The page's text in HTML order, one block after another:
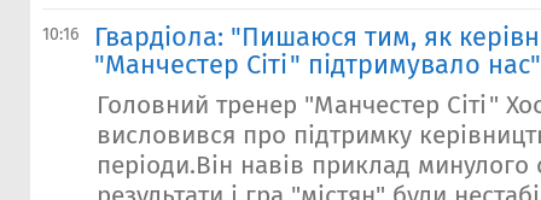
10:16
Гвардіола: "Пишаюся тим, як
"Манчестер Сіті" підтримувало нас"
Головний тренер "Манчестер Сіті"
висловився про підтримку
періоди.Він навів приклад минулого